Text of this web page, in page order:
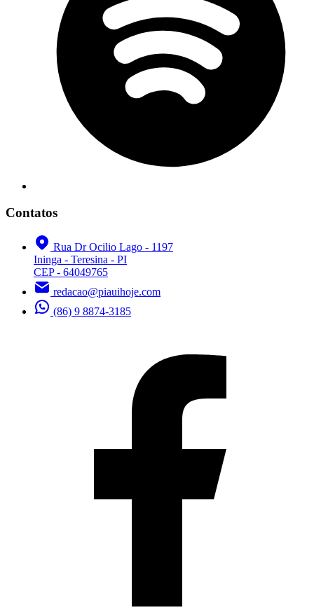
Contatos
Rua Dr Ocilio Lago - 1197
Ininga - Teresina - PI
CEP - 64049765
redacao@piauihoje.com
(86) 9 8874-3185